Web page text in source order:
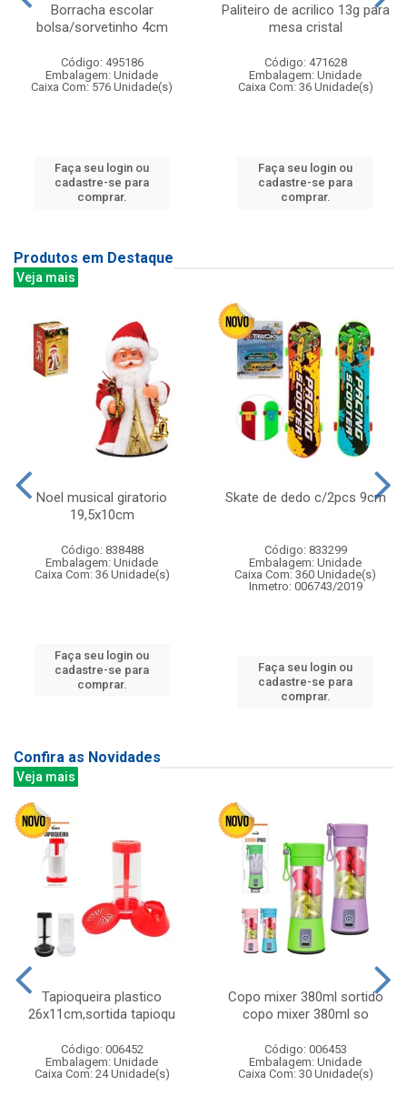
Borracha escolar
bolsa/sorvetinho 4cm
Código: 495186
Embalagem: Unidade
Caixa Com: 576 Unidade(s)
Faça seu login ou
cadastre-se para
comprar.
Paliteiro de acrilico 13g para
mesa cristal
Código: 471628
Embalagem: Unidade
Caixa Com: 36 Unidade(s)
Faça seu login ou
cadastre-se para
comprar.
Produtos em Destaque
Veja mais
Noel musical giratorio
19,5x10cm
Código: 838488
Embalagem: Unidade
Caixa Com: 36 Unidade(s)
Faça seu login ou
cadastre-se para
comprar.
Skate de dedo c/2pcs 9cm
Código: 833299
Embalagem: Unidade
Caixa Com: 360 Unidade(s)
Inmetro: 006743/2019
Faça seu login ou
cadastre-se para
comprar.
Confira as Novidades
Veja mais
Tapioqueira plastico
26x11cm,sortida tapioqu
Código: 006452
Embalagem: Unidade
Caixa Com: 24 Unidade(s)
Copo mixer 380ml sortido
copo mixer 380ml so
Código: 006453
Embalagem: Unidade
Caixa Com: 30 Unidade(s)